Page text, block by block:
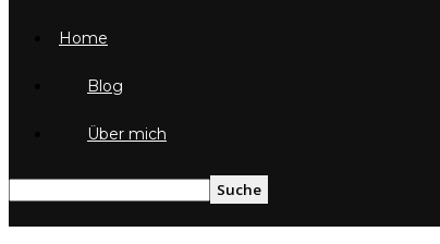
Home
Blog
Über mich